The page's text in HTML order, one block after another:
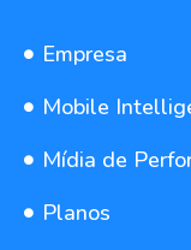
Empresa
Mobile
Mídia de
Planos